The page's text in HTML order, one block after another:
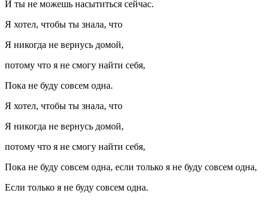
И ты не можешь насытиться сейчас.
Я хотел, чтобы ты знала, что
Я никогда не вернусь домой,
потому что я не смогу найти себя,
Пока не буду совсем одна.
Я хотел, чтобы ты знала, что
Я никогда не вернусь домой,
потому что я не смогу найти себя,
Пока не буду совсем одна, если только я не буду совсем одна,
Если только я не буду совсем одна.